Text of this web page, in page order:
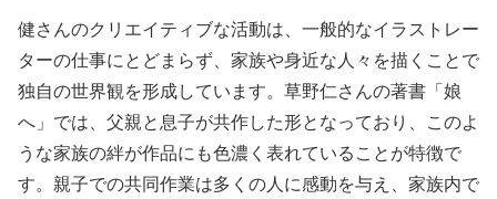
健さんのクリエイティブな活動は、一般的なイラストレー
ターの仕事にとどまらず、家族や身近な人々を描くことで
独自の世界観を形成しています。草野仁さんの著書「娘
へ」では、父親と息子が共作した形となっており、このよ
うな家族の絆が作品にも色濃く表れていることが特徴で
す。親子での共同作業は多くの人に感動を与え、家族内で